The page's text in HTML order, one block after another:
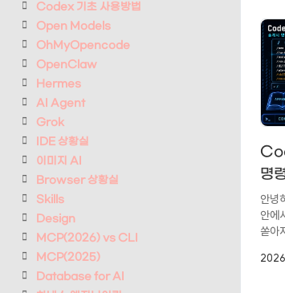
Codex 기초 사용방법
Open Models
OhMyOpencode
OpenClaw
Hermes
AI Agent
Grok
IDE 상황실
이미지 AI
Browser 상황실
Skills
Design
MCP(2026) vs CLI
MCP(2025)
Database for AI
시작
한
이미
만들
자
남는
그린
추가
명
명
안녕
안에
쏟아
슬래